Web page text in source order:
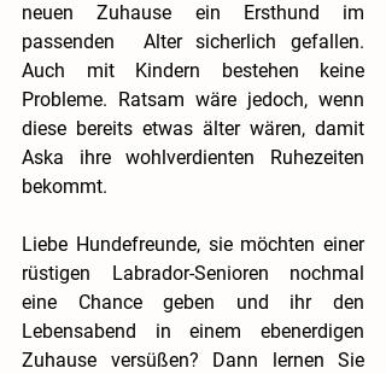
neuen Zuhause ein Ersthund im
passenden  Alter sicherlich gefallen.
Auch mit Kindern bestehen keine
Probleme. Ratsam wäre jedoch, wenn
diese bereits etwas älter wären, damit
Aska ihre wohlverdienten Ruhezeiten
bekommt.
Liebe Hundefreunde, sie möchten einer
rüstigen Labrador-Senioren nochmal
eine Chance geben und ihr den
Lebensabend in einem ebenerdigen
Zuhause versüßen? Dann lernen Sie